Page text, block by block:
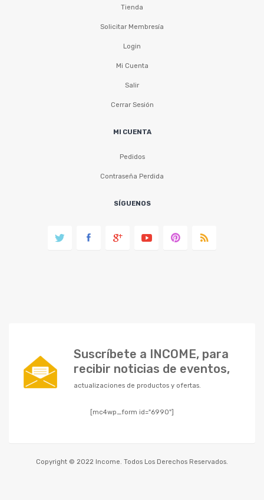
Tienda
Solicitar Membresía
Login
Mi Cuenta
Salir
Cerrar Sesión
MI CUENTA
Pedidos
Contraseña Perdida
SÍGUENOS
Suscríbete a INCOME, para
recibir noticias de eventos,
actualizaciones de productos y ofertas.
[mc4wp_form id="6990"]
Copyright © 2022 Income. Todos Los Derechos Reservados.